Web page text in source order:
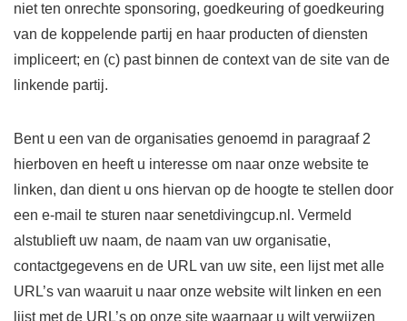
niet ten onrechte sponsoring, goedkeuring of goedkeuring
van de koppelende partij en haar producten of diensten
impliceert; en (c) past binnen de context van de site van de
linkende partij.
Bent u een van de organisaties genoemd in paragraaf 2
hierboven en heeft u interesse om naar onze website te
linken, dan dient u ons hiervan op de hoogte te stellen door
een e-mail te sturen naar senetdivingcup.nl. Vermeld
alstublieft uw naam, de naam van uw organisatie,
contactgegevens en de URL van uw site, een lijst met alle
URL’s van waaruit u naar onze website wilt linken en een
lijst met de URL’s op onze site waarnaar u wilt verwijzen